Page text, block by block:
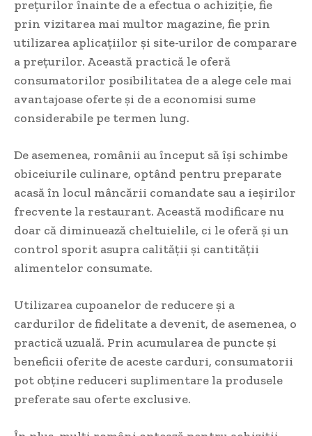
prețurilor înainte de a efectua o achiziție, fie
prin vizitarea mai multor magazine, fie prin
utilizarea aplicațiilor și site-urilor de comparare
a prețurilor. Această practică le oferă
consumatorilor posibilitatea de a alege cele mai
avantajoase oferte și de a economisi sume
considerabile pe termen lung.
De asemenea, românii au început să își schimbe
obiceiurile culinare, optând pentru preparate
acasă în locul mâncării comandate sau a ieșirilor
frecvente la restaurant. Această modificare nu
doar că diminuează cheltuielile, ci le oferă și un
control sporit asupra calității și cantității
alimentelor consumate.
Utilizarea cupoanelor de reducere și a
cardurilor de fidelitate a devenit, de asemenea, o
practică uzuală. Prin acumularea de puncte și
beneficii oferite de aceste carduri, consumatorii
pot obține reduceri suplimentare la produsele
preferate sau oferte exclusive.